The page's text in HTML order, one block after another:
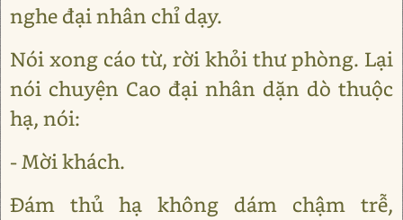
nghe đại nhân chỉ dạy.
Nói xong cáo từ, rời khỏi thư phòng. Lại
nói chuyện Cao đại nhân dặn dò thuộc
hạ, nói:
- Mời khách.
Đám thủ hạ không dám chậm trễ,